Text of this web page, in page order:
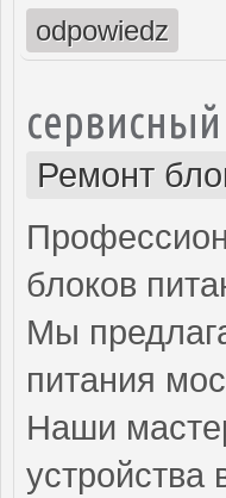
odpowiedz
Ремонт
блоков
Мы
питания
Наши